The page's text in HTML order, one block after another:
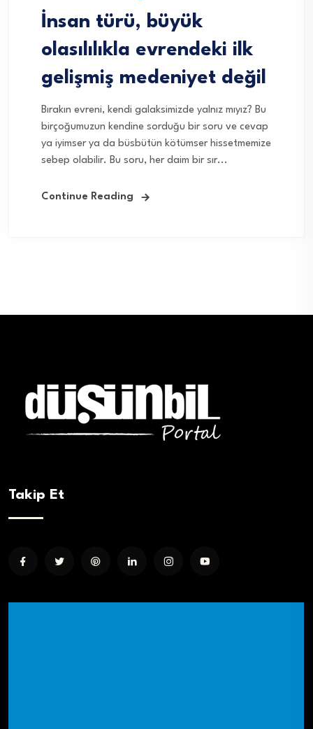
İnsan türü, büyük
olasılılıkla evrendeki ilk
gelişmiş medeniyet değil
Bırakın evreni, kendi galaksimizde yalnız mıyız? Bu
birçoğumuzun kendine sorduğu bir soru ve cevap
ya iyimser ya da büsbütün kötümser hissetmemize
sebep olabilir. Bu soru, her daim bir sır...
Continue Reading
Takip Et